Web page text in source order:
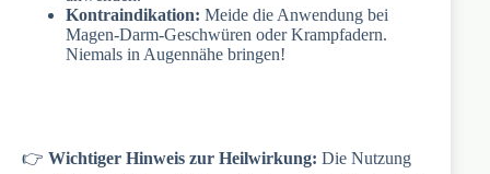
Kontraindikation: Meide die Anwendung bei
Magen-Darm-Geschwüren oder Krampfadern.
Niemals in Augennähe bringen!
👉 Wichtiger Hinweis zur Heilwirkung: Die Nutzung